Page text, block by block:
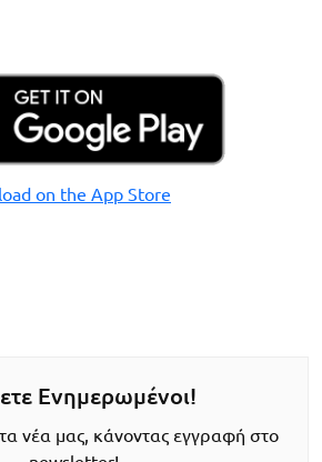
Ενημερωμένοι!
νέα μας, κάνοντας εγγραφή στο